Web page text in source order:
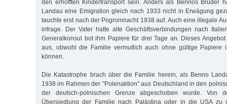
den erhofften Kindertransport sein. Anders als Bennos Brüder
Landau eine Emigration gleich nach 1933 nicht in Erwägung
tauchte erst nach der Pogromnacht 1938 auf. Auch eine illegale
infrage. Der Vater hatte alte Geschäftsverbindungen nach
Generalkonsul bot ihm Papiere für drei Tage an. Dieses
aus, obwohl die Familie vermutlich auch ohne gültige Papiere
können.
Die Katastrophe brach über die Familie herein, als Benno
1938 im Rahmen der "Polenaktion" aus Deutschland in den
der deutsch-polnischen Grenze abgeschoben wurde. Von
Übersiedlung der Familie nach Palästina oder in die USA zu